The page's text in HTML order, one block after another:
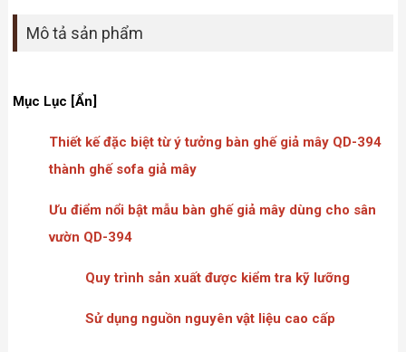
Mô tả sản phẩm
Mục Lục [Ẩn]
Thiết kế đặc biệt từ ý tưởng bàn ghế giả mây QD-394
thành ghế sofa giả mây
Ưu điểm nổi bật mẫu bàn ghế giả mây dùng cho sân
vườn QD-394
Quy trình sản xuất được kiểm tra kỹ lưỡng
Sử dụng nguồn nguyên vật liệu cao cấp